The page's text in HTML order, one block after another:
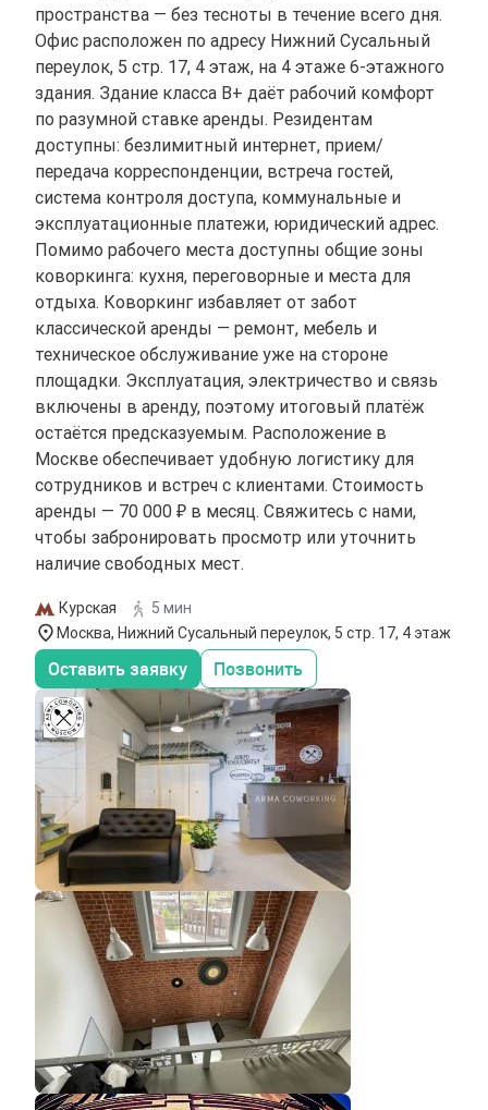
пространства — без тесноты в течение всего дня.
Офис расположен по адресу Нижний Сусальный
переулок, 5 стр. 17, 4 этаж, на 4 этаже 6-этажного
здания. Здание класса B+ даёт рабочий комфорт
по разумной ставке аренды. Резидентам
доступны: безлимитный интернет, прием/
передача корреспонденции, встреча гостей,
система контроля доступа, коммунальные и
эксплуатационные платежи, юридический адрес.
Помимо рабочего места доступны общие зоны
коворкинга: кухня, переговорные и места для
отдыха. Коворкинг избавляет от забот
классической аренды — ремонт, мебель и
техническое обслуживание уже на стороне
площадки. Эксплуатация, электричество и связь
включены в аренду, поэтому итоговый платёж
остаётся предсказуемым. Расположение в
Москве обеспечивает удобную логистику для
сотрудников и встреч с клиентами. Стоимость
аренды — 70 000 ₽ в месяц. Свяжитесь с нами,
чтобы забронировать просмотр или уточнить
наличие свободных мест.
Курская
5 мин
Москва, Нижний Сусальный переулок, 5 стр. 17, 4 этаж
Оставить заявку Позвонить